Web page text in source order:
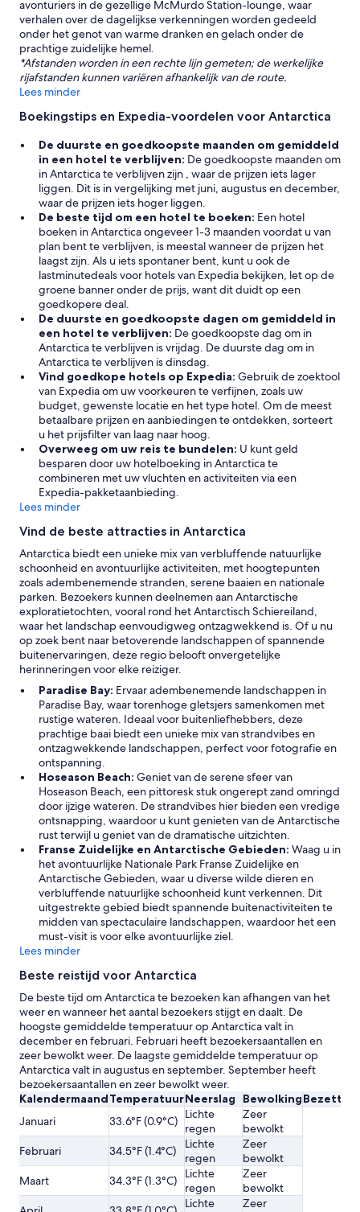
'
avonturiers in de gezellige McMurdo Station-lounge, waar
verhalen over de dagelijkse verkenningen worden gedeeld
onder het genot van warme dranken en gelach onder de
prachtige zuidelijke hemel.
*Afstanden worden in een rechte lijn gemeten; de werkelijke
rijafstanden kunnen variëren afhankelijk van de route.
Lees minder
Boekingstips en Expedia-voordelen voor Antarctica
De duurste en goedkoopste maanden om gemiddeld
in een hotel te verblijven: De goedkoopste maanden om
in Antarctica te verblijven zijn , waar de prijzen iets lager
liggen. Dit is in vergelijking met juni, augustus en december,
waar de prijzen iets hoger liggen.
De beste tijd om een hotel te boeken: Een hotel
boeken in Antarctica ongeveer 1-3 maanden voordat u van
plan bent te verblijven, is meestal wanneer de prijzen het
laagst zijn. Als u iets spontaner bent, kunt u ook de
lastminutedeals voor hotels van Expedia bekijken, let op de
groene banner onder de prijs, want dit duidt op een
goedkopere deal.
De duurste en goedkoopste dagen om gemiddeld in
een hotel te verblijven: De goedkoopste dag om in
Antarctica te verblijven is vrijdag. De duurste dag om in
Antarctica te verblijven is dinsdag.
Vind goedkope hotels op Expedia: Gebruik de zoektool
van Expedia om uw voorkeuren te verfijnen, zoals uw
budget, gewenste locatie en het type hotel. Om de meest
betaalbare prijzen en aanbiedingen te ontdekken, sorteert
u het prijsfilter van laag naar hoog.
Overweeg om uw reis te bundelen: U kunt geld
besparen door uw hotelboeking in Antarctica te
combineren met uw vluchten en activiteiten via een
Expedia-pakketaanbieding.
Lees minder
Vind de beste attracties in Antarctica
Antarctica biedt een unieke mix van verbluffende natuurlijke
schoonheid en avontuurlijke activiteiten, met hoogtepunten
zoals adembenemende stranden, serene baaien en nationale
parken. Bezoekers kunnen deelnemen aan Antarctische
exploratietochten, vooral rond het Antarctisch Schiereiland,
waar het landschap eenvoudigweg ontzagwekkend is. Of u nu
op zoek bent naar betoverende landschappen of spannende
buitenervaringen, deze regio belooft onvergetelijke
herinneringen voor elke reiziger.
Paradise Bay: Ervaar adembenemende landschappen in
Paradise Bay, waar torenhoge gletsjers samenkomen met
rustige wateren. Ideaal voor buitenliefhebbers, deze
prachtige baai biedt een unieke mix van strandvibes en
ontzagwekkende landschappen, perfect voor fotografie en
ontspanning.
Hoseason Beach: Geniet van de serene sfeer van
Hoseason Beach, een pittoresk stuk ongerept zand omringd
door ijzige wateren. De strandvibes hier bieden een vredige
ontsnapping, waardoor u kunt genieten van de Antarctische
rust terwijl u geniet van de dramatische uitzichten.
Franse Zuidelijke en Antarctische Gebieden: Waag u in
het avontuurlijke Nationale Park Franse Zuidelijke en
Antarctische Gebieden, waar u diverse wilde dieren en
verbluffende natuurlijke schoonheid kunt verkennen. Dit
uitgestrekte gebied biedt spannende buitenactiviteiten te
midden van spectaculaire landschappen, waardoor het een
must-visit is voor elke avontuurlijke ziel.
Lees minder
Beste reistijd voor Antarctica
De beste tijd om Antarctica te bezoeken kan afhangen van het
weer en wanneer het aantal bezoekers stijgt en daalt. De
hoogste gemiddelde temperatuur op Antarctica valt in
december en februari. Februari heeft bezoekersaantallen en
zeer bewolkt weer. De laagste gemiddelde temperatuur op
Antarctica valt in augustus en september. September heeft
bezoekersaantallen en zeer bewolkt weer.
KalendermaandTemperatuurNeerslag BewolkingBezetting
Januari
33.6°F (0.9°C) Lichte
regen
Zeer
bewolkt
Februari
34.5°F (1.4°C)
Lichte
regen
Zeer
bewolkt
Maart
34.3°F (1.3°C)
Lichte
regen
Zeer
bewolkt
Lichte
Zeer